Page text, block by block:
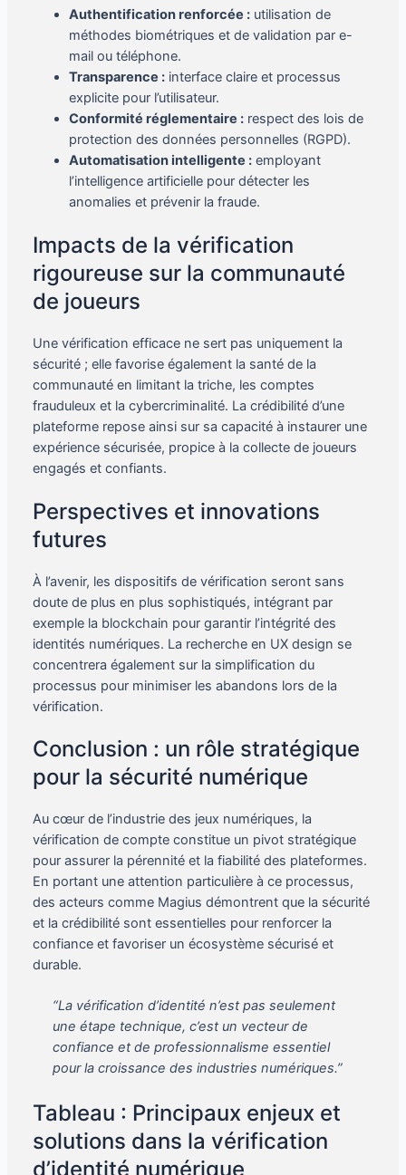
Authentification renforcée :utilisation de
méthodes biométriques et de validation par e-
mail ou téléphone.
Transparence :interface claire et processus
explicite pour l’utilisateur.
Conformité réglementaire :respect des lois de
protection des données personnelles (RGPD).
Automatisation intelligente :employant
l’intelligence artificielle pour détecter les
anomalies et prévenir la fraude.
Impacts de la vérification
rigoureuse sur la communauté
de joueurs
Une vérification efficace ne sert pas uniquement la
sécurité ; elle favorise également la santé de la
communauté en limitant la triche, les comptes
frauduleux et la cybercriminalité. La crédibilité d’une
plateforme repose ainsi sur sa capacité à instaurer une
expérience sécurisée, propice à la collecte de joueurs
engagés et confiants.
Perspectives et innovations
futures
À l’avenir, les dispositifs de vérification seront sans
doute de plus en plus sophistiqués, intégrant par
exemple la blockchain pour garantir l’intégrité des
identités numériques. La recherche en UX design se
concentrera également sur la simplification du
processus pour minimiser les abandons lors de la
vérification.
Conclusion : un rôle stratégique
pour la sécurité numérique
Au cœur de l’industrie des jeux numériques, la
vérification de compte constitue un pivot stratégique
pour assurer la pérennité et la fiabilité des plateformes.
En portant une attention particulière à ce processus,
des acteurs comme Magius démontrent que la sécurité
et la crédibilité sont essentielles pour renforcer la
confiance et favoriser un écosystème sécurisé et
durable.
“La vérification d’identité n’est pas seulement
une étape technique, c’est un vecteur de
confiance et de professionnalisme essentiel
pour la croissance des industries numériques.”
Tableau : Principaux enjeux et
solutions dans la vérification
d’identité numérique